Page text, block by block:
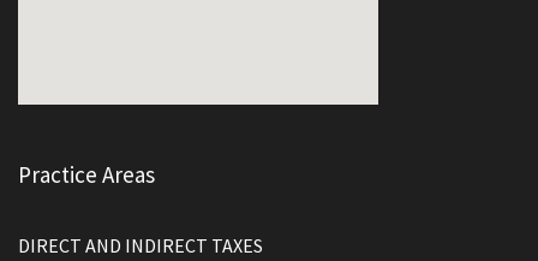
Practice Areas
DIRECT AND INDIRECT TAXES